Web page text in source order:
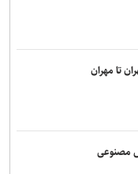
را زیر سؤال بردند
سرخ هدف قرار دادیم
دوربرد خود را مصرف
تا مهران
مصنوعی